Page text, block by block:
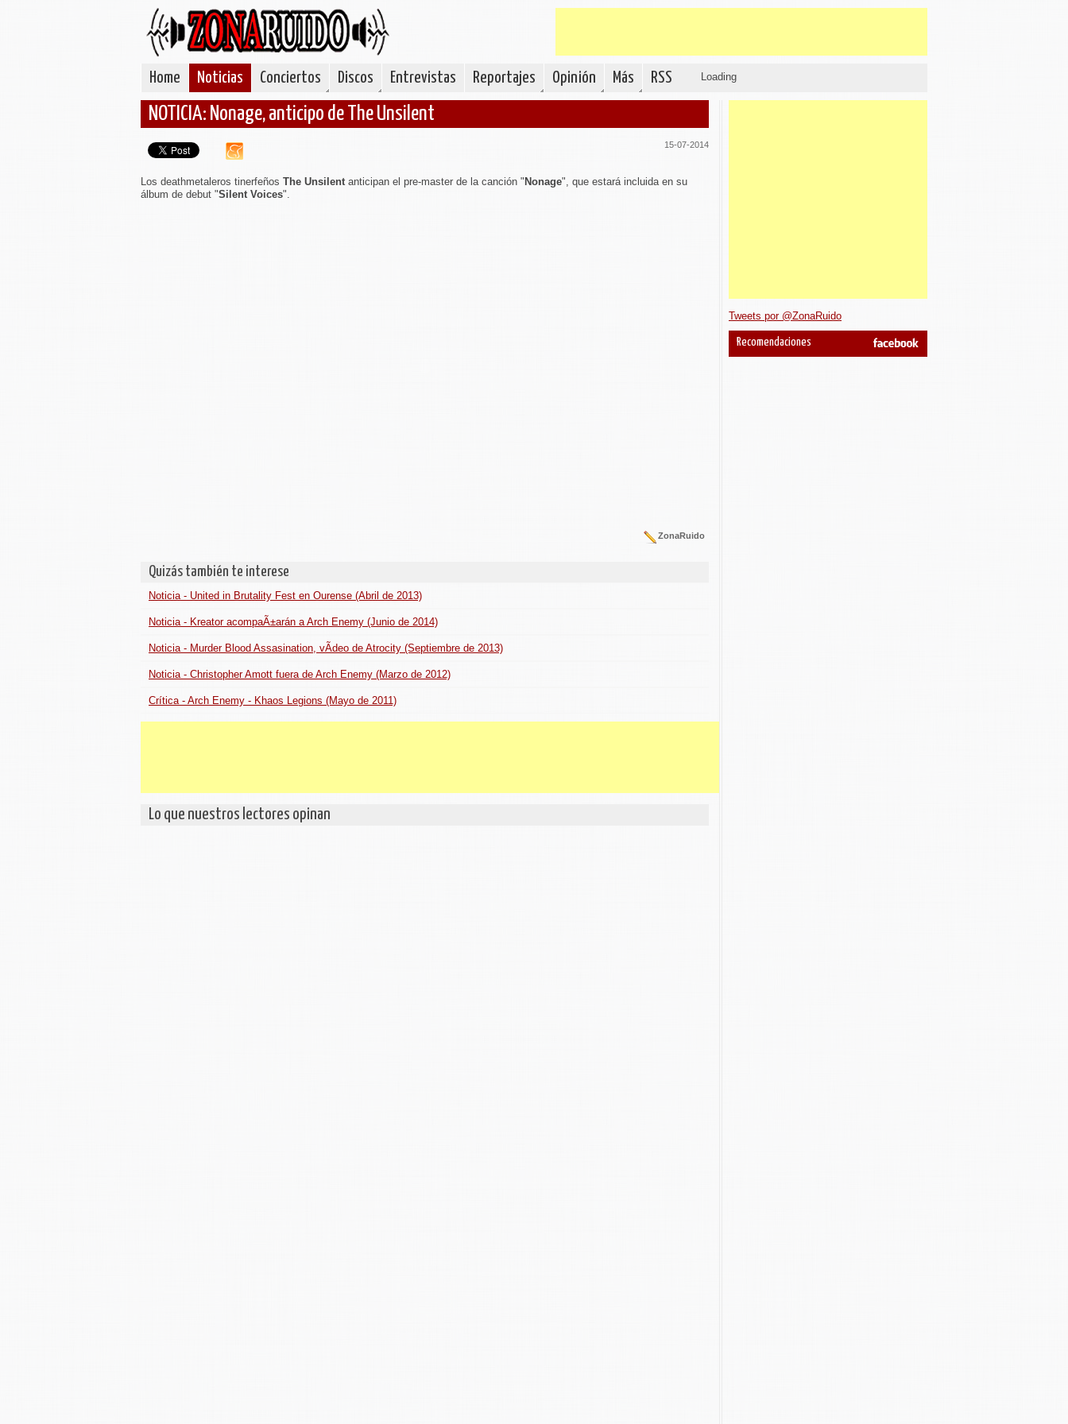
Home Noticias Conciertos Discos Entrevistas Reportajes Opinión Más RSS Loading
NOTICIA: Nonage, anticipo de The Unsilent
15-07-2014
Los deathmetaleros tinerfeños The Unsilentanticipan el pre-master de la canción " Nonage", que estará incluida en su
álbum de debut "Silent Voices".
ZonaRuido
Quizás también te interese
Noticia - United in Brutality Fest en Ourense (Abril de 2013)
Noticia - Kreator acompaÃ±arán a Arch Enemy (Junio de 2014)
Noticia - Murder Blood Assasination, vÃ­deo de Atrocity (Septiembre de 2013)
Noticia - Christopher Amott fuera de Arch Enemy (Marzo de 2012)
Crítica - Arch Enemy - Khaos Legions (Mayo de 2011)
Lo que nuestros lectores opinan
Tweets por @ZonaRuido
Recomendaciones